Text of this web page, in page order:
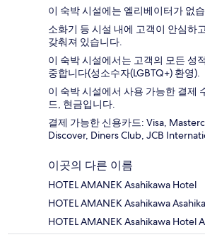
이 숙박 시설에는 엘리베이터가 없
소화기 등 시설 내에 고객이 안심하
갖춰져 있습니다.
이 숙박 시설에서는 고객의 모든 성
중합니다(성소수자(LGBTQ+) 환영).
이 숙박 시설에서 사용 가능한 결제
드, 현금입니다.
결제 가능한 신용카드: Visa,
Discover, Diners Club, JCB
이곳의 다른 이름
HOTEL AMANEK Asahikawa Hotel
HOTEL AMANEK Asahikawa
HOTEL AMANEK Asahikawa Hotel